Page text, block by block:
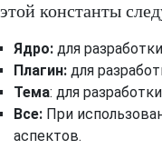
этой константы
Ядро: для
Плагин: для
Тема: для
Все: При
аспектов.